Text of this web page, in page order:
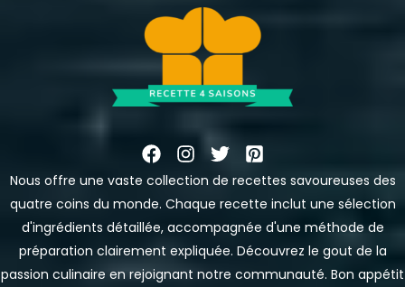
Nous offre une vaste collection de recettes savoureuses des
quatre coins du monde. Chaque recette inclut une sélection
d'ingrédients détaillée, accompagnée d'une méthode de
préparation clairement expliquée. Découvrez le gout de la
passion culinaire en rejoignant notre communauté. Bon appétit